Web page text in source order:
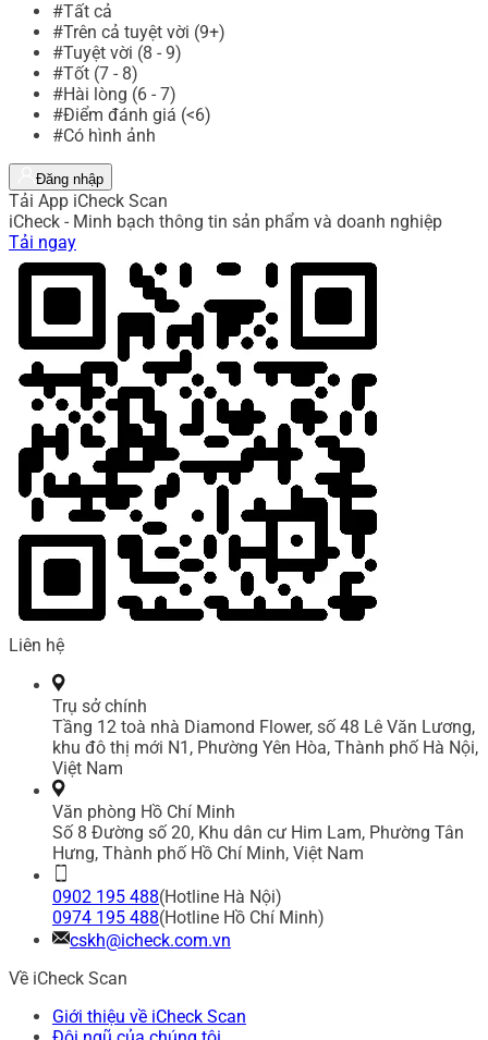
#Tất cả
#Trên cả tuyệt vời (9+)
#Tuyệt vời (8 - 9)
#Tốt (7 - 8)
#Hài lòng (6 - 7)
#Điểm đánh giá (<6)
#Có hình ảnh
Đăng nhập
Tải App iCheck Scan
iCheck - Minh bạch thông tin sản phẩm và doanh nghiệp
Tải ngay
Liên hệ
Trụ sở chính
Tầng 12 toà nhà Diamond Flower, số 48 Lê Văn Lương,
khu đô thị mới N1, Phường Yên Hòa, Thành phố Hà Nội,
Việt Nam
Văn phòng Hồ Chí Minh
Số 8 Đường số 20, Khu dân cư Him Lam, Phường Tân
Hưng, Thành phố Hồ Chí Minh, Việt Nam
0902 195 488(Hotline Hà Nội)
0974 195 488(Hotline Hồ Chí Minh)
cskh@icheck.com.vn
Về iCheck Scan
Giới thiệu về iCheck Scan